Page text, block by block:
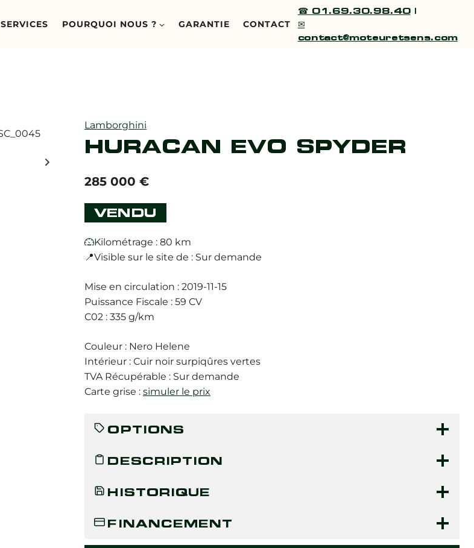
SERVICES POURQUOI NOUS ? GARANTIE CONTACT
☎ 01.69.30.98.40|
✉
contact@moteuretsens.com
Lamborghini
HURACAN EVO SPYDER
285 000 €
VENDU
Kilométrage : 80 km
📍Visible sur le site de : Sur demande
Mise en circulation : 2019-11-15
Puissance Fiscale : 59 CV
C02 : 335 g/km
Couleur : Nero Helene
Intérieur : Cuir noir surpiqûres vertes
TVA Récupérable : Sur demande
Carte grise : simuler le prix
OPTIONS
DESCRIPTION
HISTORIQUE
FINANCEMENT